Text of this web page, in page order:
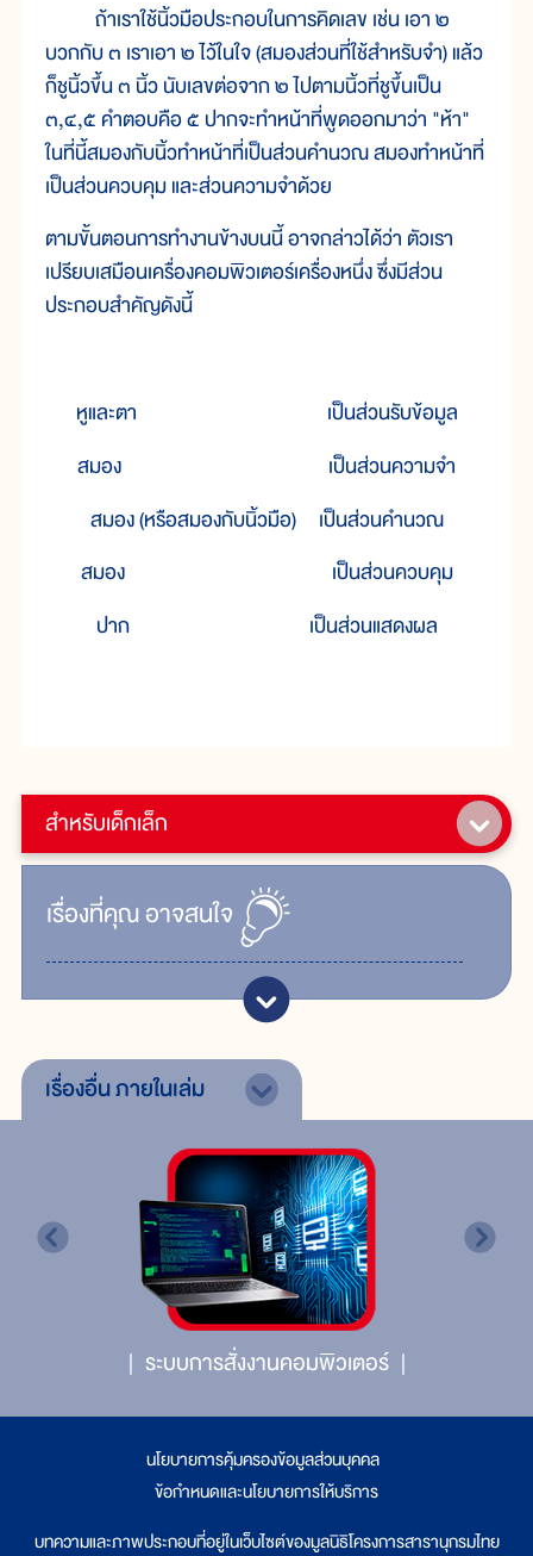
สำหรับเด็กเล็ก
เรื่ิองที่คุณอาจสนใจ
ถ้าเราใช้นิ้วมือประกอบในการคิดเลข เช่น เอา ๒
บวกกับ ๓ เราเอา ๒ ไว้ในใจ (สมองส่วนที่ใช้สำหรับจำ) แล้ว
ก็ชูนิ้วขึ้น ๓ นิ้ว นับเลขต่อจาก ๒ ไปตามนิ้วที่ชูขึ้นเป็น
๓,๔,๕ คำตอบคือ ๕ ปากจะทำหน้าที่พูดออกมาว่า "ห้า"
ในที่นี้สมองกับนิ้วทำหน้าที่เป็นส่วนคำนวณ สมองทำหน้าที่
เป็นส่วนควบคุม และส่วนความจำด้วย
ตามขั้นตอนการทำงานข้างบนนี้ อาจกล่าวได้ว่า ตัวเรา
เปรียบเสมือนเครื่องคอมพิวเตอร์เครื่องหนึ่ง ซึ่งมีส่วน
ประกอบสำคัญดังนี้
หูและตา
เป็นส่วนรับข้อมูล
สมอง
เป็นส่วนความจำ
สมอง (หรือสมองกับนิ้วมือ)
เป็นส่วนคำนวณ
สมอง
เป็นส่วนควบคุม
ปาก
เป็นส่วนแสดงผล
เรื่องอื่นภายในเล่ม
ระบบการสั่งงานคอมพิวเตอร์
นโยบายการคุ้มครองข้อมูลส่วนบุคคล
ข้อกำหนดและนโยบายการให้บริการ
บทความและภาพประกอบที่อยู่ในเว็บไซต์ของมูลนิธิโครงการสารานุกรมไทย